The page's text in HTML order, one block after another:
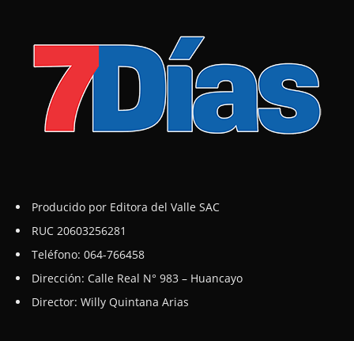
Producido por Editora del Valle SAC
RUC 20603256281
Teléfono: 064-766458
Dirección: Calle Real N° 983 – Huancayo
Director: Willy Quintana Arias